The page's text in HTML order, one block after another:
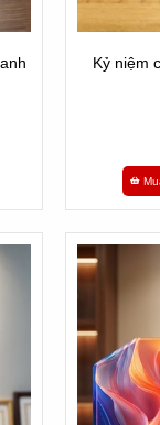
chúng để tôn
nhà làm ra.
GIÁ
Kỷ niệm